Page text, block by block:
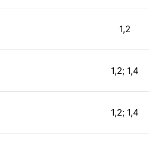
1,2
1,2; 1,4
1,2; 1,4